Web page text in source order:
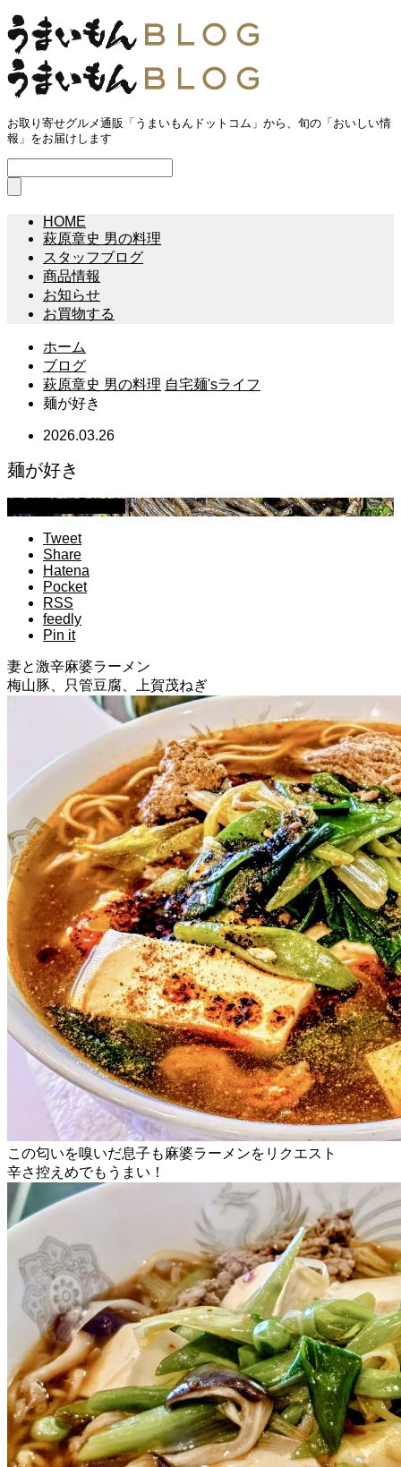
お取り寄せグルメ通販「うまいもんドットコム」から、旬の「おいしい情
報」をお届けします
HOME
萩原章史 男の料理
スタッフブログ
商品情報
お知らせ
お買物する
ホーム
ブログ
萩原章史 男の料理 自宅麺'sライフ
麺が好き
2026.03.26
麺が好き
Tweet
Share
Hatena
Pocket
RSS
feedly
Pin it
妻と激辛麻婆ラーメン
梅山豚、只管豆腐、上賀茂ねぎ
この匂いを嗅いだ息子も麻婆ラーメンをリクエスト
辛さ控えめでもうまい！